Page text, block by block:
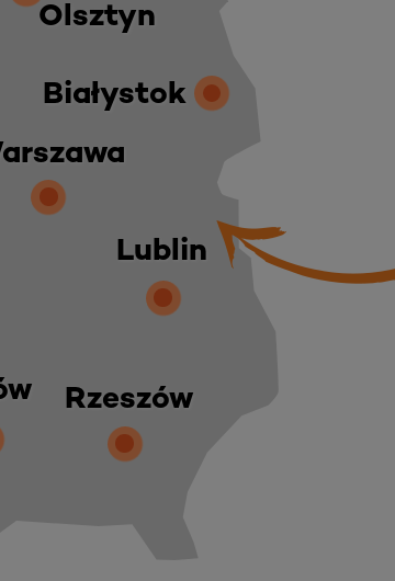
Lublin
Olsztyn
Rzeszów
Białystok